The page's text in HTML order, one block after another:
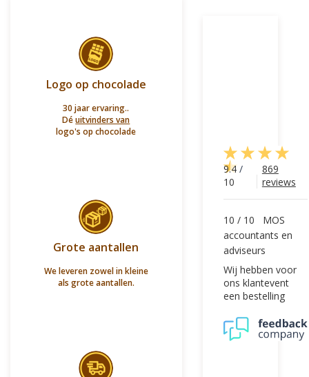
Logo op chocolade
30 jaar ervaring..
Déuitvinders van
logo's op chocolade
Grote aantallen
We leveren zowel in kleine
als grote aantallen.
9.4 /
10
869
reviews
10 / 10
MOS
accountants en
adviseurs
Wij hebben voor
ons klantevent
een bestelling
biobekers gevuld
met chocolaatjes